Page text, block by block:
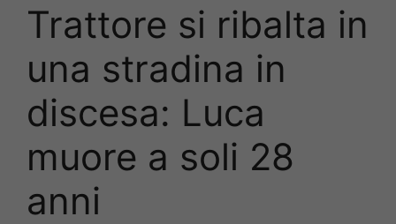
Trattore si ribalta in
una stradina in
discesa: Luca
muore a soli 28
anni